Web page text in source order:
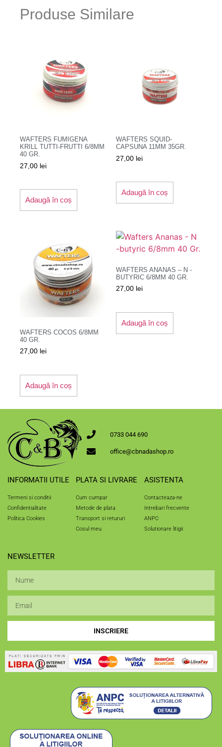
Produse Similare
WAFTERS FUMIGENA
KRILL TUTTI-FRUTTI 6/8MM
40 GR.
27,00 lei
Adaugă în coș
WAFTERS SQUID-
CAPSUNA 11MM 35GR.
27,00 lei
Adaugă în coș
WAFTERS COCOS 6/8MM
40 GR.
27,00 lei
Adaugă în coș
WAFTERS ANANAS – N -
BUTYRIC 6/8MM 40 GR.
27,00 lei
Adaugă în coș
0733 044 690
office@cbnadashop.ro
INFORMATII UTILE
Termeni si conditii
Confidentialitate
Politica Cookies
PLATA SI LIVRARE
Cum cumpar
Metode de plata
Transport si retururi
Cosul meu
ASISTENTA
Contacteaza-ne
Intrebari frecvente
ANPC
Solutionare litigii
NEWSLETTER
INSCRIERE